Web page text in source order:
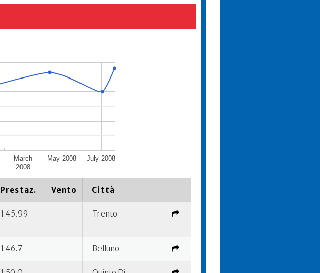
March
2008
May 2008 July 2008
Prestaz. Vento Città
1:45.99 Trento
1:46.7 Belluno